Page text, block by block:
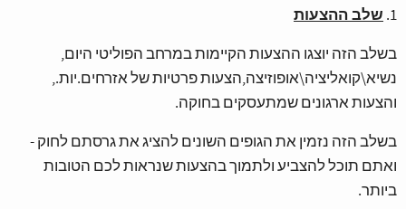
1. שלב ההצעות
בשלב הזה יוצגו ההצעות הקיימות במרחב הפוליטי היום,
נשיא\קואליציה\אופוזיצה,הצעות פרטיות של אזרחים.יות.,
והצעות ארגונים שמתעסקים בחוקה.
בשלב הזה נזמין את הגופים השונים להציג את גרסתם לחוק -
ואתם תוכל להצביע ולתמוך בהצעות שנראות לכם הטובות
ביותר.